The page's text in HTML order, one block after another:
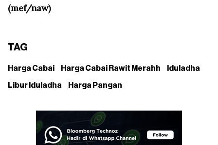
(mef/naw)
TAG
Harga Cabai Harga Cabai Rawit Merahh Iduladha
Libur Iduladha Harga Pangan